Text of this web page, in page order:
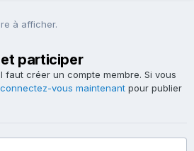
à afficher.
participer
faut créer un compte membre. Si vous
connectez-vous maintenant pour publier